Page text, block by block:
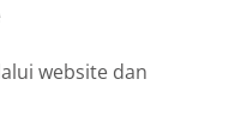
website dan